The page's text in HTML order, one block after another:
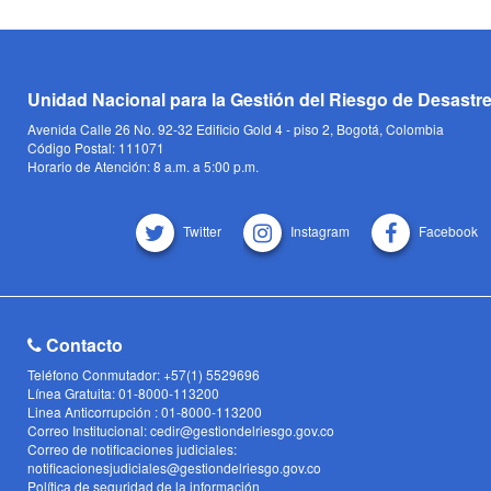
Unidad Nacional para la Gestión del Riesgo de
Avenida Calle 26 No. 92-32 Edificio Gold 4 - piso 2, Bogotá, Colombia
Código Postal: 111071
Horario de Atención: 8 a.m. a 5:00 p.m.
Twitter Instagram Facebook
Contacto
Teléfono Conmutador: +57(1) 5529696
Línea Gratuita: 01-8000-113200
Linea Anticorrupción : 01-8000-113200
Correo Institucional: cedir@gestiondelriesgo.gov.co
Correo de notificaciones judiciales:
notificacionesjudiciales@gestiondelriesgo.gov.co
Política de seguridad de la información